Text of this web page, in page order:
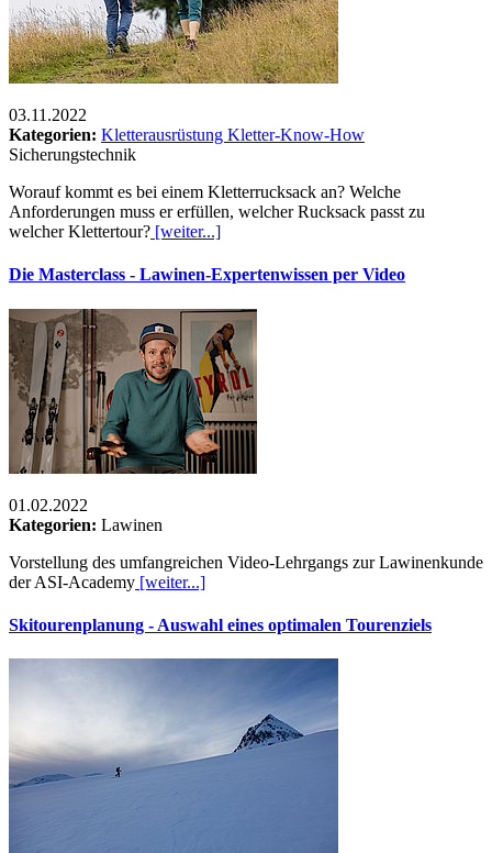
03.11.2022
Kategorien: Kletterausrüstung Kletter-Know-How
Sicherungstechnik
Worauf kommt es bei einem Kletterrucksack an? Welche
Anforderungen muss er erfüllen, welcher Rucksack passt zu
welcher Klettertour? [weiter...]
Die Masterclass - Lawinen-Expertenwissen per Video
01.02.2022
Kategorien: Lawinen
Vorstellung des umfangreichen Video-Lehrgangs zur Lawinenkunde
der ASI-Academy [weiter...]
Skitourenplanung - Auswahl eines optimalen Tourenziels